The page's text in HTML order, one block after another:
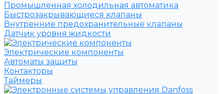
Промышленная холодильная автоматика
Быстрозакрывающиеся клапаны
Внутренние предохранительные клапаны
Датчик уровня жидкости
Электрические компоненты
Автоматы защиты
Контакторы
Таймеры